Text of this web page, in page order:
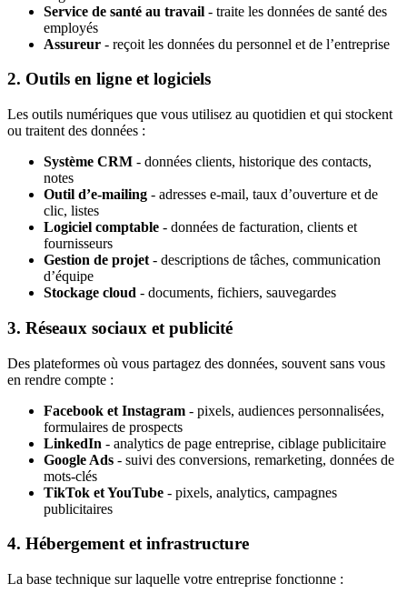
Service de santé au travail - traite les données de santé des
employés
Assureur - reçoit les données du personnel et de l’entreprise
2. Outils en ligne et logiciels
Les outils numériques que vous utilisez au quotidien et qui stockent
ou traitent des données :
Système CRM - données clients, historique des contacts,
notes
Outil d’e-mailing - adresses e-mail, taux d’ouverture et de
clic, listes
Logiciel comptable - données de facturation, clients et
fournisseurs
Gestion de projet - descriptions de tâches, communication
d’équipe
Stockage cloud - documents, fichiers, sauvegardes
3. Réseaux sociaux et publicité
Des plateformes où vous partagez des données, souvent sans vous
en rendre compte :
Facebook et Instagram - pixels, audiences personnalisées,
formulaires de prospects
LinkedIn - analytics de page entreprise, ciblage publicitaire
Google Ads - suivi des conversions, remarketing, données de
mots-clés
TikTok et YouTube - pixels, analytics, campagnes
publicitaires
4. Hébergement et infrastructure
La base technique sur laquelle votre entreprise fonctionne :